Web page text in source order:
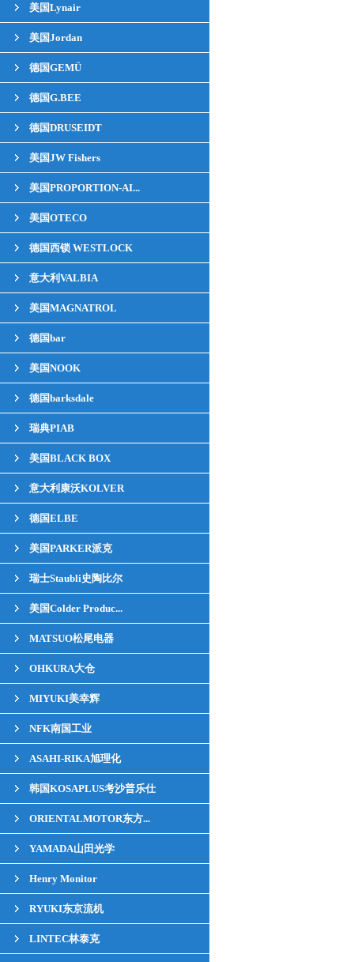
美国Lynair
美国Jordan
德国GEMÜ
德国G.BEE
德国DRUSEIDT
美国JW Fishers
美国PROPORTION-AI...
美国OTECO
德国西锁 WESTLOCK
意大利VALBIA
美国MAGNATROL
德国bar
美国NOOK
德国barksdale
瑞典PIAB
美国BLACK BOX
意大利康沃KOLVER
德国ELBE
美国PARKER派克
瑞士Staubli史陶比尔
美国Colder Produc...
MATSUO松尾电器
OHKURA大仓
MIYUKI美幸辉
NFK南国工业
ASAHI-RIKA旭理化
韩国KOSAPLUS考沙普乐仕
ORIENTALMOTOR东方...
YAMADA山田光学
Henry Monitor
RYUKI东京流机
LINTEC林泰克